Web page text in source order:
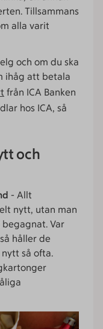
Tillsammans
alla varit
och om du ska
ihåg att betala
från ICA Banken
hos ICA, så
och
- Allt
nytt, utan man
Var
håller de
så ofta.